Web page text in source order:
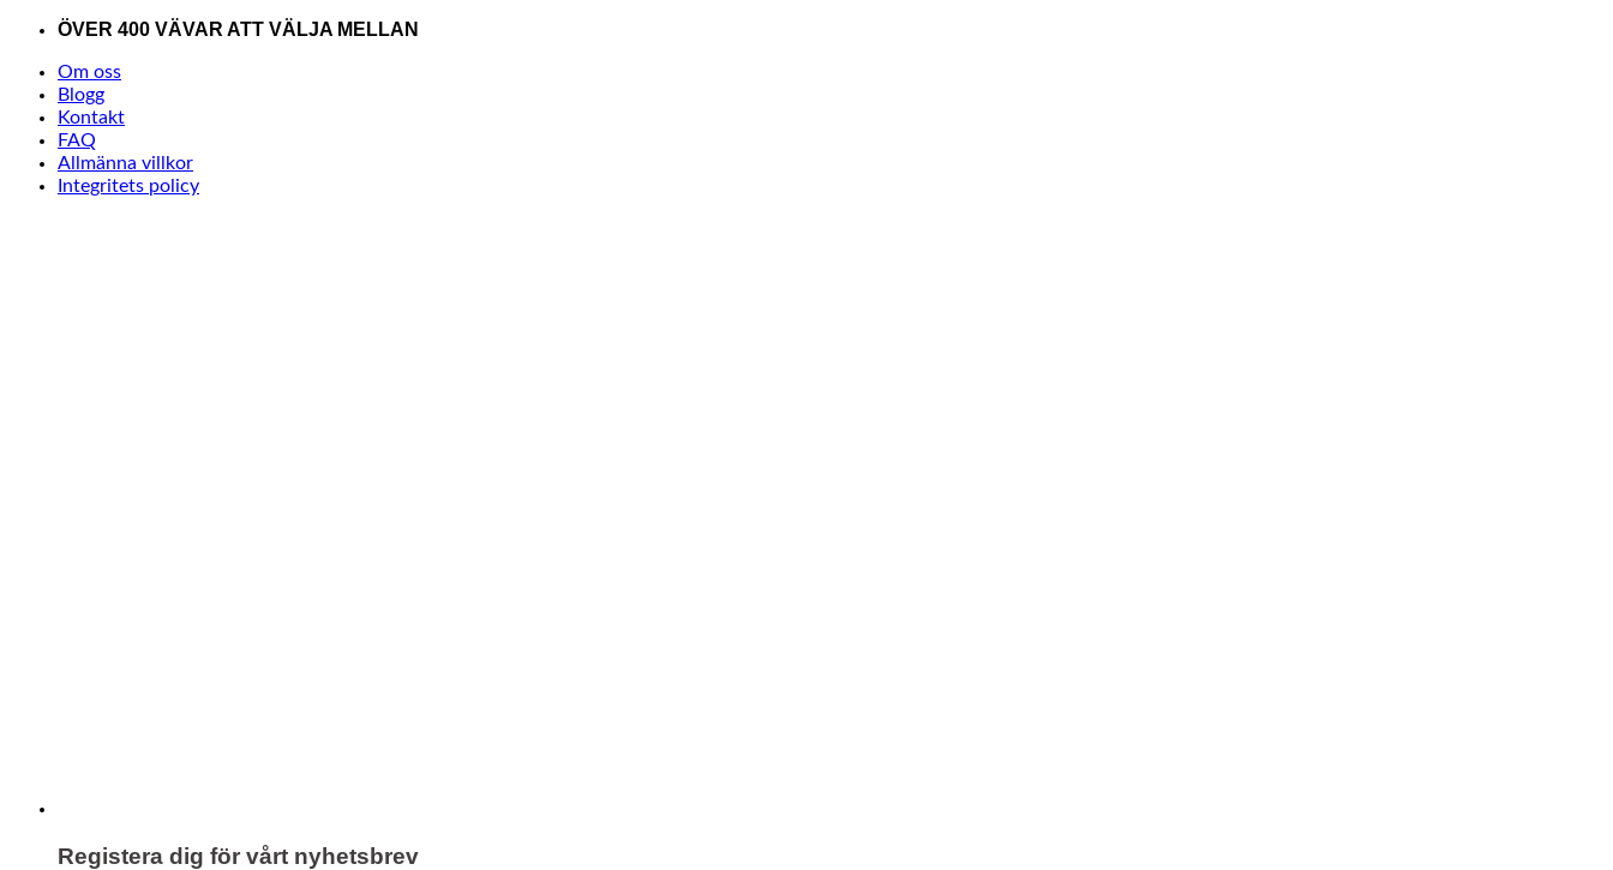
Skip
content
ÖVER 400 VÄVAR ATT VÄLJA MELLAN
Om oss
Blogg
Kontakt
FAQ
Allmänna villkor
Integritets policy
Registera dig för vårt nyhetsbrev